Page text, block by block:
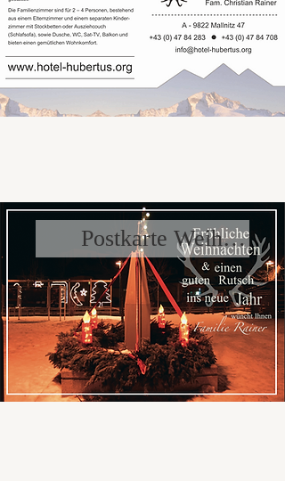
Postkarte Weihnachten